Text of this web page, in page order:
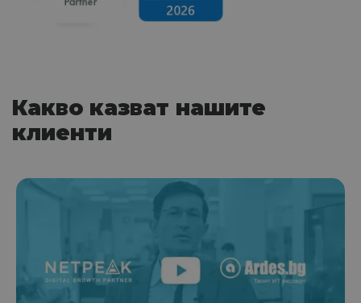
Какво казват нашите
клиенти